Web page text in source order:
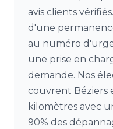
avis clients
d'une
au numéro
une prise en
demande. Nos
couvrent Béziers
kilomètres avec
90% des